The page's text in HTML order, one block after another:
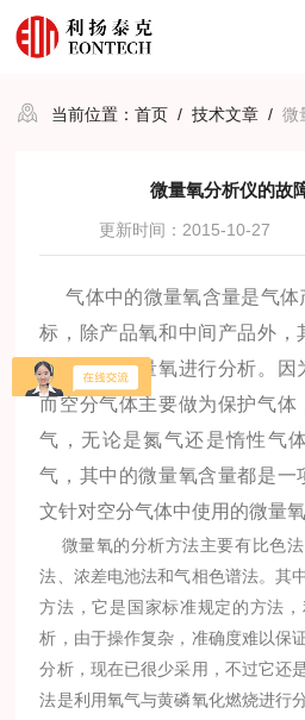
当前位置：首页 /技术文章 /微
微量氧分析仪的故
更新时间：2015-10-27
气体中的微量氧含量是气体
标，除产品氧和中间产品外，
对其中的微量氧进行分析。因
而空分气体主要做为保护气体
气，无论是氮气还是惰性气
气，其中的微量氧含量都是一
文针对空分气体中使用的微量
微量氧的分析方法主要有比色
法、浓差电池法和气相色谱法。其
方法，它是国家标准规定的方法
析，由于操作复杂，准确度难以保
分析，现在已很少采用，不过它还
法是利用氧气与黄磷氧化燃烧进行